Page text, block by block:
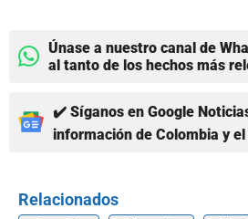
Únase a nuestro canal de
al tanto de los hechos más
✔️ Síganos en Google
información de Colombia y
Relacionados